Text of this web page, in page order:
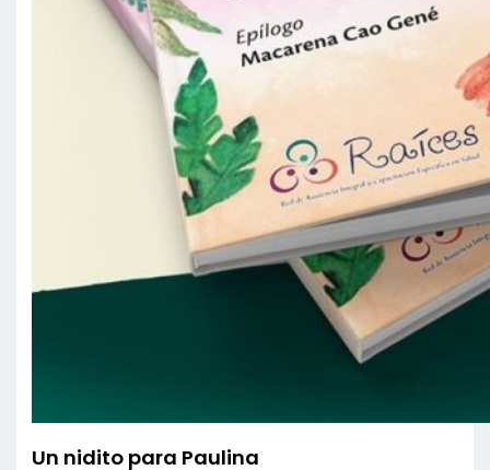
Un nidito para Paulina